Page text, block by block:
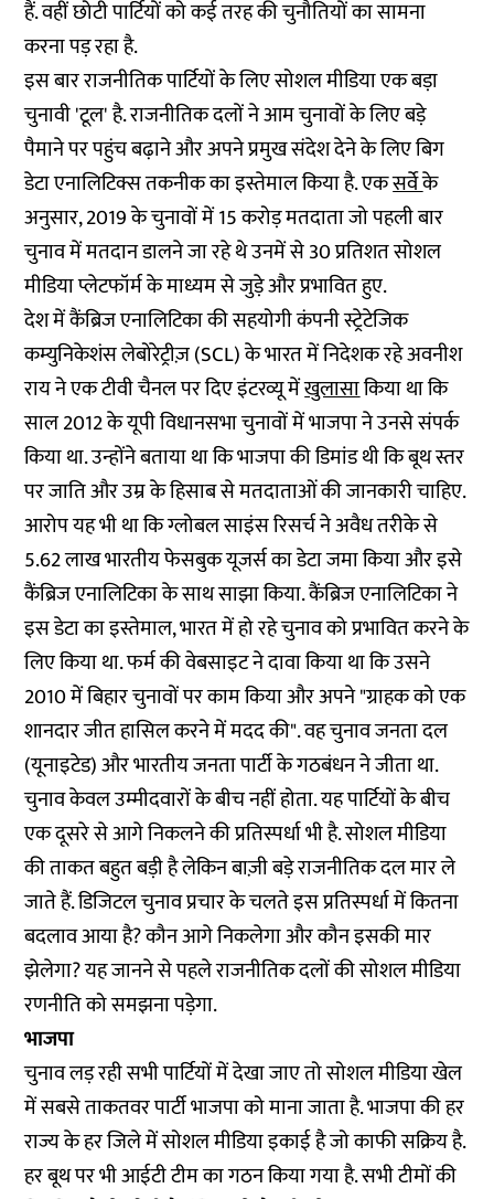
हैं. वहीं छोटी पार्टियों को कई तरह की चुनौतियों का सामना
करना पड़ रहा है.
इस बार राजनीतिक पार्टियों के लिए सोशल मीडिया एक बड़ा
चुनावी 'टूल' है. राजनीतिक दलों ने आम चुनावों के लिए बड़े
पैमाने पर पहुंच बढ़ाने और अपने प्रमुख संदेश देने के लिए बिग
डेटा एनालिटिक्स तकनीक का इस्तेमाल किया है. एकसर्वेके
अनुसार, 2019 के चुनावों में 15 करोड़ मतदाता जो पहली बार
चुनाव में मतदान डालने जा रहे थे उनमें से 30 प्रतिशत सोशल
मीडिया प्लेटफॉर्म के माध्यम से जुड़े और प्रभावित हुए.
देश में कैंब्रिज एनालिटिका की सहयोगी कंपनी स्ट्रेटेजिक
कम्युनिकेशंस लेबोरेट्रीज़ (SCL) के भारत में निदेशक रहे अवनीश
राय ने एक टीवी चैनल पर दिए इंटरव्यू मेंखुलासाकिया था कि
साल 2012 के यूपी विधानसभा चुनावों में भाजपा ने उनसे संपर्क
किया था. उन्होंने बताया था कि भाजपा की डिमांड थी कि बूथ स्तर
पर जाति और उम्र के हिसाब से मतदाताओं की जानकारी चाहिए.
आरोप यह भी था कि ग्लोबल साइंस रिसर्च ने अवैध तरीके से
5.62 लाख भारतीय फेसबुक यूजर्स का डेटा जमा किया और इसे
कैंब्रिज एनालिटिका के साथ साझा किया. कैंब्रिज एनालिटिका ने
इस डेटा का इस्तेमाल, भारत में हो रहे चुनाव को प्रभावित करने के
लिए किया था. फर्म की वेबसाइट ने दावा किया था कि उसने
2010 में बिहार चुनावों पर काम किया और अपने "ग्राहक को एक
शानदार जीत हासिल करने में मदद की". वह चुनाव जनता दल
(यूनाइटेड) और भारतीय जनता पार्टी के गठबंधन ने जीता था.
चुनाव केवल उम्मीदवारों के बीच नहीं होता. यह पार्टियों के बीच
एक दूसरे से आगे निकलने की प्रतिस्पर्धा भी है. सोशल मीडिया
की ताकत बहुत बड़ी है लेकिन बाज़ी बड़े राजनीतिक दल मार ले
जाते हैं. डिजिटल चुनाव प्रचार के चलते इस प्रतिस्पर्धा में कितना
बदलाव आया है? कौन आगे निकलेगा और कौन इसकी मार
झेलेगा? यह जानने से पहले राजनीतिक दलों की सोशल मीडिया
रणनीति को समझना पड़ेगा.
भाजपा
चुनाव लड़ रही सभी पार्टियों में देखा जाए तो सोशल मीडिया खेल
में सबसे ताकतवर पार्टी भाजपा को माना जाता है. भाजपा की हर
राज्य के हर जिले में सोशल मीडिया इकाई है जो काफी सक्रिय है.
हर बूथ पर भी आईटी टीम का गठन किया गया है. सभी टीमों की